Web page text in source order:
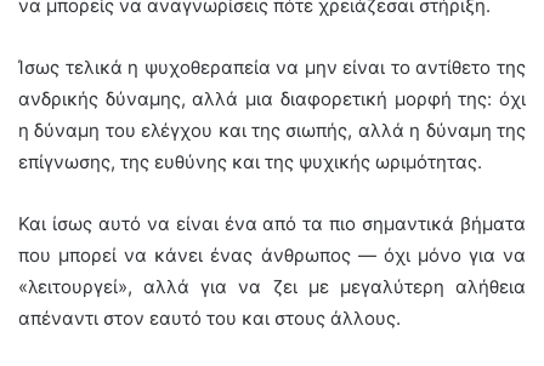
να μπορείς να αναγνωρίσεις πότε χρειάζεσαι στήριξη.
Ίσως τελικά η ψυχοθεραπεία να μην είναι το αντίθετο της
ανδρικής δύναμης, αλλά μια διαφορετική μορφή της: όχι
η δύναμη του ελέγχου και της σιωπής, αλλά η δύναμη της
επίγνωσης, της ευθύνης και της ψυχικής ωριμότητας.
Και ίσως αυτό να είναι ένα από τα πιο σημαντικά βήματα
που μπορεί να κάνει ένας άνθρωπος — όχι μόνο για να
«λειτουργεί», αλλά για να ζει με μεγαλύτερη αλήθεια
απέναντι στον εαυτό του και στους άλλους.